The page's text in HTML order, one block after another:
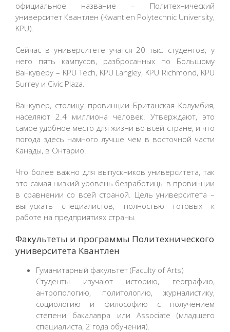
официальное название – Политехнический
университет Квантлен (Kwantlen Polytechnic University,
KPU).
Сейчас в университете учатся 20 тыс. студентов; у
него пять кампусов, разбросанных по Большому
Ванкуверу – KPU Tech, KPU Langley, KPU Richmond, KPU
Surrey и Civic Plaza.
Ванкувер, столицу провинции Британская Колумбия,
населяют 2.4 миллиона человек. Утверждают, это
самое удобное место для жизни во всей стране, и что
погода здесь намного лучше чем в восточной части
Канады, в Онтарио.
Что более важно для выпускников университета, так
это самая низкий уровень безработицы в провинции
в сравнении со всей страной. Цель университета –
выпускать специалистов, полностью готовых к
работе на предприятиях страны.
Факультеты и программы Политехнического
университета Квантлен
Гуманитарный факультет (Faculty of Arts)
Студенты изучают историю, географию,
антропологию, политологию, журналистику,
социологию и философию c получением
степени бакалавра или Associate (младщего
специалиста, 2 года обучения).